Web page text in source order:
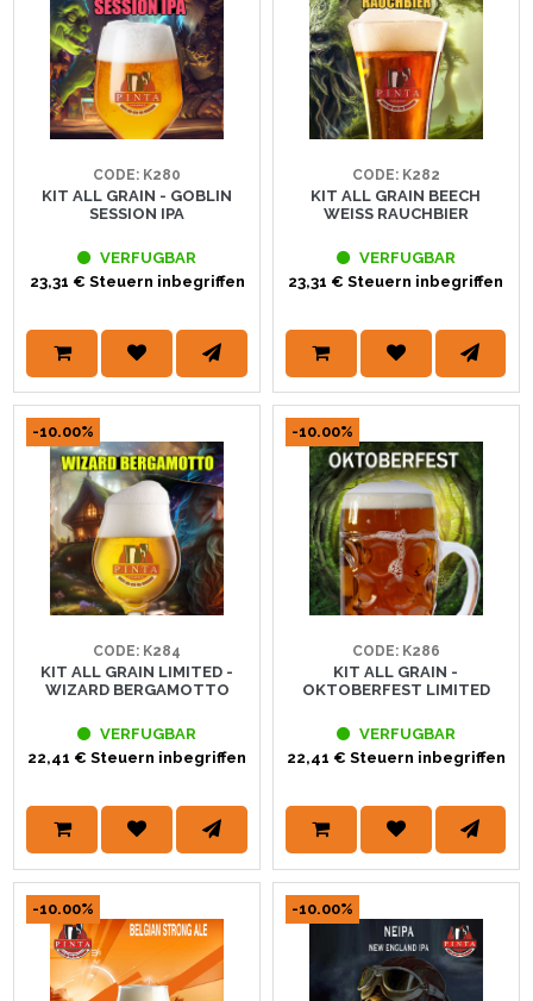
CODE: K280
KIT ALL GRAIN - GOBLIN
SESSION IPA
VERFUGBAR
23,31 € Steuern inbegriffen
CODE: K282
KIT ALL GRAIN BEECH
WEISS RAUCHBIER
VERFUGBAR
23,31 € Steuern inbegriffen
-10.00%
CODE: K284
KIT ALL GRAIN LIMITED -
WIZARD BERGAMOTTO
VERFUGBAR
22,41 € Steuern inbegriffen
-10.00%
CODE: K286
KIT ALL GRAIN -
OKTOBERFEST LIMITED
VERFUGBAR
22,41 € Steuern inbegriffen
-10.00% -10.00%